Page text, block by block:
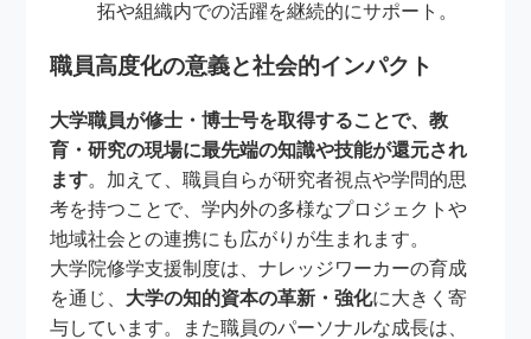
拓や組織内での活躍を継続的にサポート。
職員高度化の意義と社会的インパクト
大学職員が修士・博士号を取得することで、教
育・研究の現場に最先端の知識や技能が還元され
ます。加えて、職員自らが研究者視点や学問的思
考を持つことで、学内外の多様なプロジェクトや
地域社会との連携にも広がりが生まれます。
大学院修学支援制度は、ナレッジワーカーの育成
を通じ、 大学の知的資本の革新・強化に大きく寄
与しています。また職員のパーソナルな成長は、